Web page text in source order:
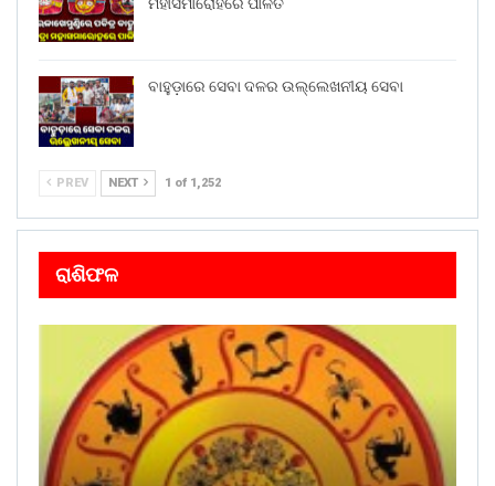
ବାହୁଡ଼ାରେ ସେବା ଦଳର ଉଲ୍ଲେଖନୀୟ ସେବା
PREV NEXT 1 of 1,252
ରାଶିଫଳ